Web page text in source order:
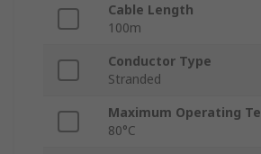
Cable Length
100m
Conductor Type
Stranded
Maximum Operating
80°C